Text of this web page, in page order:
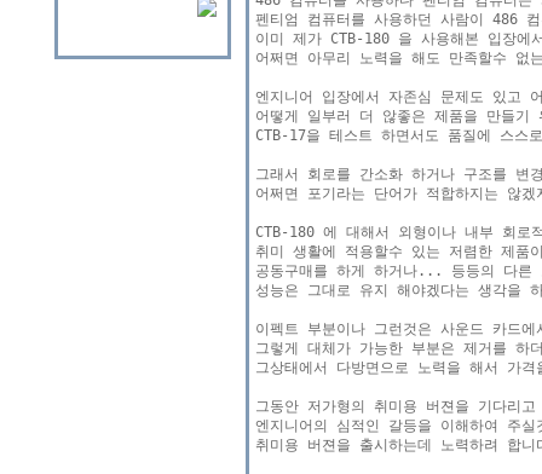
펜티엄 컴퓨터를 사용하던 사람이 486
이미 제가 CTB-180 을 사용해본 입장에
어쩌면 아무리 노력을 해도 만족할수 없
엔지니어 입장에서 자존심 문제도 있고
어떻게 일부러 더 않좋은 제품을 만들기
CTB-17을 테스트 하면서도 품질에 스
그래서 회로를 간소화 하거나 구조를 변
어쩌면 포기라는 단어가 적합하지는 않겠
CTB-180 에 대해서 외형이나 내부 회로
취미 생활에 적용할수 있는 저렴한 제품
공동구매를 하게 하거나... 등등의 다른
성능은 그대로 유지 해야겠다는 생각을
이펙트 부분이나 그런것은 사운드 카드
그렇게 대체가 가능한 부분은 제거를 하
그상태에서 다방면으로 노력을 해서 가
그동안 저가형의 취미용 버젼을 기다리고
엔지니어의 심적인 갈등을 이해하여 주
취미용 버젼을 출시하는데 노력하려 합니